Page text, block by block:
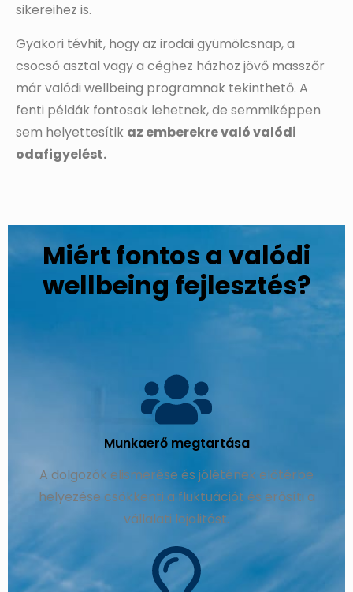
sikereihez is.
Gyakori tévhit, hogy az irodai gyümölcsnap, a
csocsó asztal vagy a céghez házhoz jövő masszőr
már valódi wellbeing programnak tekinthető. A
fenti példák fontosak lehetnek, de semmiképpen
sem helyettesítik az emberekre való valódi
odafigyelést.
Miért fontos a valódi
wellbeing fejlesztés?
Munkaerő megtartása
A dolgozók elismerése és jólétének előtérbe
helyezése csökkenti a fluktuációt és erősíti a
vállalati lojalitást.